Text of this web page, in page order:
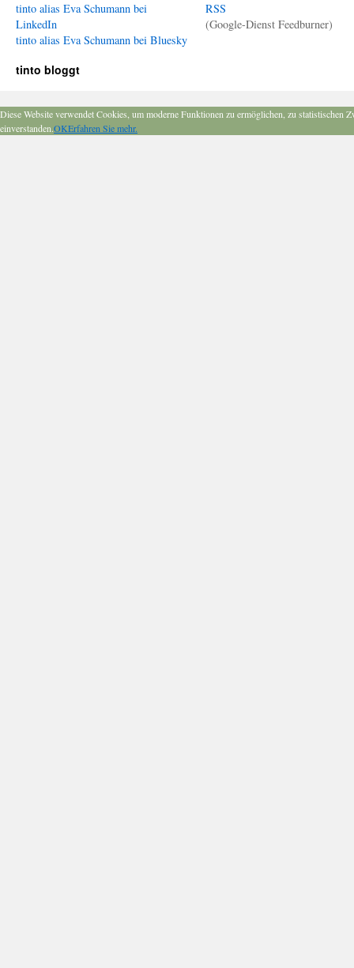
tinto alias Eva Schumann bei
LinkedIn
tinto alias Eva Schumann bei Bluesky
RSS
(Google-Dienst Feedburner)
tinto bloggt
Diese Website verwendet Cookies, um moderne Funktionen zu ermöglichen, zu
einverstanden.OKErfahren Sie mehr.